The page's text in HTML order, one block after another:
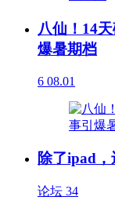
八仙！14
爆暑期档
6 08.01
除了ipad
论坛 34